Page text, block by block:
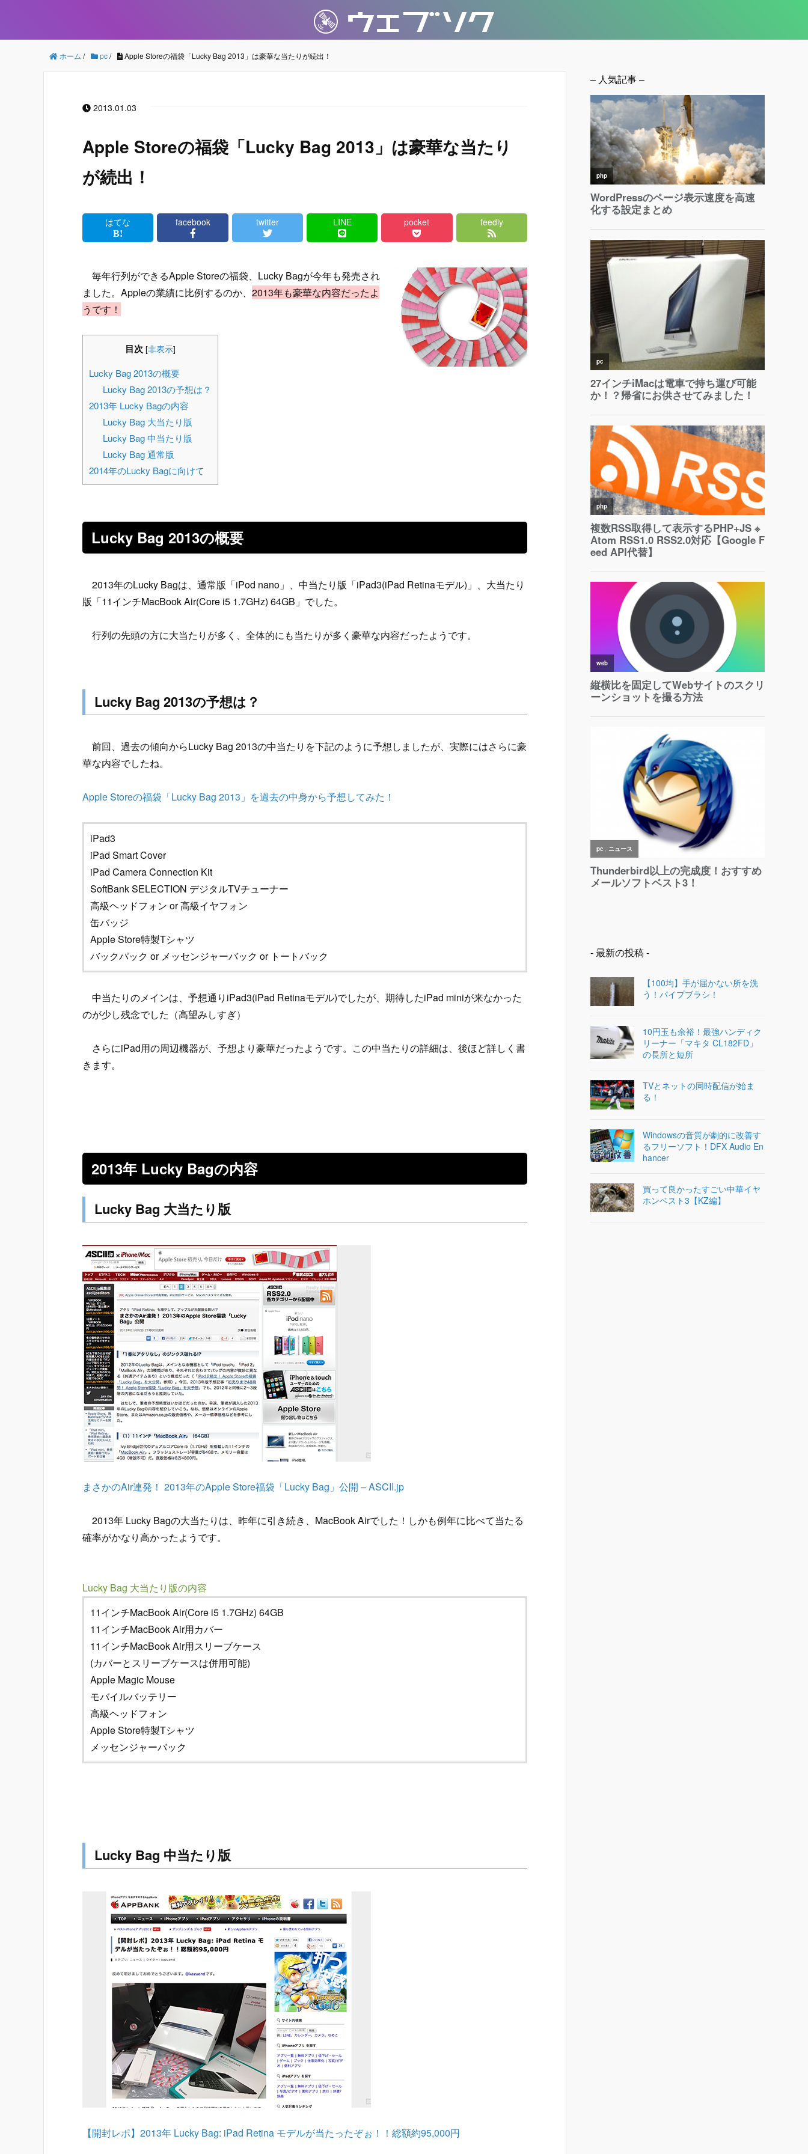
ホーム / pc/ Apple Storeの福袋「Lucky Bag 2013」は豪華な当たりが続出！
2013.01.03
Apple Storeの福袋「Lucky Bag 2013」は豪華な当たり
が続出！
はてな facebook twitter LINE pocket feedly
毎年行列ができるApple Storeの福袋、Lucky Bagが今年も発売され
ました。Appleの業績に比例するのか、 2013年も豪華な内容だったよ
うです！
目次 [非表示]
Lucky Bag 2013の概要
Lucky Bag 2013の予想は？
2013年 Lucky Bagの内容
Lucky Bag 大当たり版
Lucky Bag 中当たり版
Lucky Bag 通常版
2014年のLucky Bagに向けて
Lucky Bag 2013の概要
2013年のLucky Bagは、通常版「iPod nano」、中当たり版「iPad3(iPad Retinaモデル)」、大当たり
版「11インチMacBook Air(Core i5 1.7GHz) 64GB」でした。
行列の先頭の方に大当たりが多く、全体的にも当たりが多く豪華な内容だったようです。
Lucky Bag 2013の予想は？
前回、過去の傾向からLucky Bag 2013の中当たりを下記のように予想しましたが、実際にはさらに豪
華な内容でしたね。
Apple Storeの福袋「Lucky Bag 2013」を過去の中身から予想してみた！
iPad3
iPad Smart Cover
iPad Camera Connection Kit
SoftBank SELECTION デジタルTVチューナー
高級ヘッドフォン or 高級イヤフォン
缶バッジ
Apple Store特製Tシャツ
バックパック or メッセンジャーバック or トートバック
中当たりのメインは、予想通りiPad3(iPad Retinaモデル)でしたが、期待したiPad miniが来なかった
のが少し残念でした（高望みしすぎ）
さらにiPad用の周辺機器が、予想より豪華だったようです。この中当たりの詳細は、後ほど詳しく書
きます。
2013年 Lucky Bagの内容
Lucky Bag 大当たり版
まさかのAir連発！ 2013年のApple Store福袋「Lucky Bag」公開 – ASCII.jp
2013年 Lucky Bagの大当たりは、昨年に引き続き、MacBook Airでした！しかも例年に比べて当たる
確率がかなり高かったようです。
Lucky Bag 大当たり版の内容
11インチMacBook Air(Core i5 1.7GHz) 64GB
11インチMacBook Air用カバー
11インチMacBook Air用スリーブケース
(カバーとスリーブケースは併用可能)
Apple Magic Mouse
モバイルバッテリー
高級ヘッドフォン
Apple Store特製Tシャツ
メッセンジャーバック
Lucky Bag 中当たり版
【開封レポ】2013年 Lucky Bag: iPad Retina モデルが当たったぞぉ！！総額約95,000円
– 人気記事 –
- 最新の投稿 -
【100均】手が届かない所を洗
う！パイプブラシ！
10円玉も余裕！最強ハンディク
リーナー「マキタ CL182FD」
の長所と短所
TVとネットの同時配信が始ま
る！
Windowsの音質が劇的に改善す
るフリーソフト！DFX Audio En
hancer
買って良かったすごい中華イヤ
ホンベスト3【KZ編】